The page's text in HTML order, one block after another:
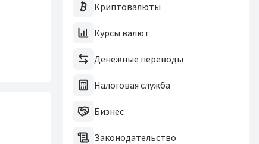
Криптовалюты
Курсы валют
Денежные переводы
Налоговая служба
Бизнес
Законодательство